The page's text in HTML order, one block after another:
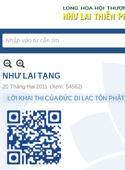
NHƯ LAI TẠNG
20 Tháng Hai 2011 (Xem: 54562)
LỜI KHAI THỊ CỦA ĐỨC DI LẠC TÔN PHẬT